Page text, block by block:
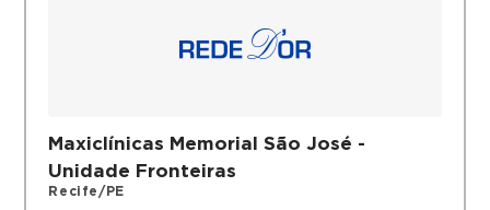
Maxiclínicas Memorial São José -
Unidade Fronteiras
Recife/PE